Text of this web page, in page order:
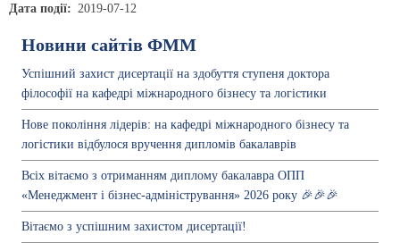
Дата події 2019-07-12
Новини сайтів ФММ
Успішний захист дисертації на здобуття ступеня доктора
філософії на кафедрі міжнародного бізнесу та логістики
Нове покоління лідерів: на кафедрі міжнародного бізнесу та
логістики відбулося вручення дипломів бакалаврів
Всіх вітаємо з отриманням диплому бакалавра ОПП
«Менеджмент і бізнес-адміністрування» 2026 року 🎉🎉🎉
Вітаємо з успішним захистом дисертації!